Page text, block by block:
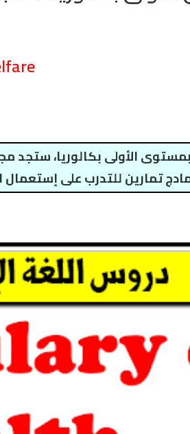
الأولى بكالوريا، ستجد
تمارين للتدرب على إستعمال